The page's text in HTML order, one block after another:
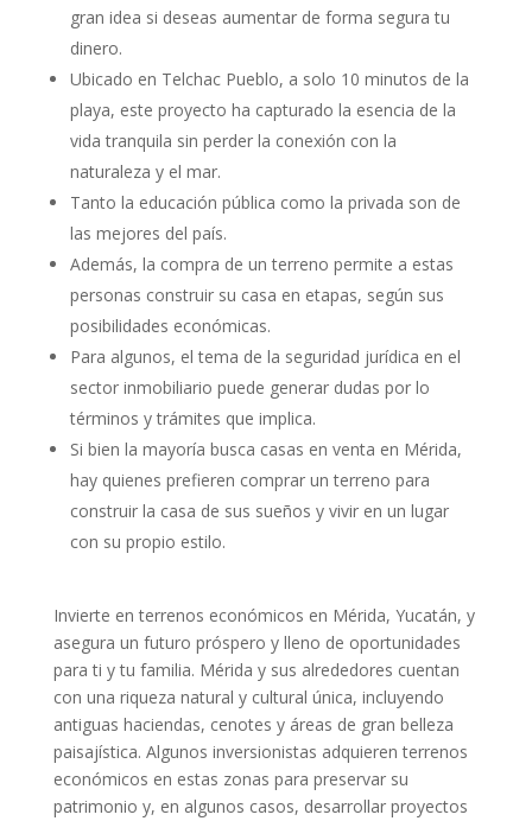
gran idea si deseas aumentar de forma segura tu
dinero.
Ubicado en Telchac Pueblo, a solo 10 minutos de la
playa, este proyecto ha capturado la esencia de la
vida tranquila sin perder la conexión con la
naturaleza y el mar.
Tanto la educación pública como la privada son de
las mejores del país.
Además, la compra de un terreno permite a estas
personas construir su casa en etapas, según sus
posibilidades económicas.
Para algunos, el tema de la seguridad jurídica en el
sector inmobiliario puede generar dudas por lo
términos y trámites que implica.
Si bien la mayoría busca casas en venta en Mérida,
hay quienes prefieren comprar un terreno para
construir la casa de sus sueños y vivir en un lugar
con su propio estilo.
Invierte en terrenos económicos en Mérida, Yucatán, y
asegura un futuro próspero y lleno de oportunidades
para ti y tu familia. Mérida y sus alrededores cuentan
con una riqueza natural y cultural única, incluyendo
antiguas haciendas, cenotes y áreas de gran belleza
paisajística. Algunos inversionistas adquieren terrenos
económicos en estas zonas para preservar su
patrimonio y, en algunos casos, desarrollar proyectos